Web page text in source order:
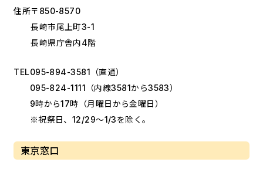
住所〒850-8570
長崎市尾上町3-1
長崎県庁舎内4階
TEL095-894-3581
（直通）
095-824-1111
（内線3581から3583）
9時から17時（月曜日から金曜日）
※祝祭日、12/29～1/3を除く。
東京窓口